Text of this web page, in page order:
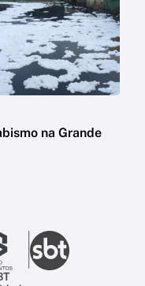
na Grande